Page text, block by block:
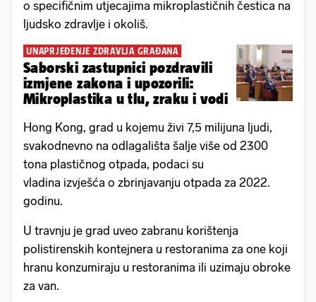
o specifičnim utjecajima mikroplastičnih čestica na
ljudsko zdravlje i okoliš.
UNAPRJEĐENJE ZDRAVLJA GRAĐANA
Saborski zastupnici pozdravili
izmjene zakona i upozorili:
Mikroplastika u tlu, zraku i vodi
Hong Kong, grad u kojemu živi 7,5 milijuna ljudi,
svakodnevno na odlagališta šalje više od 2300
tona plastičnog otpada, podaci su
vladina izvješća o zbrinjavanju otpada za 2022.
godinu.
U travnju je grad uveo zabranu korištenja
polistirenskih kontejnera u restoranima za one koji
hranu konzumiraju u restoranima ili uzimaju obroke
za van.